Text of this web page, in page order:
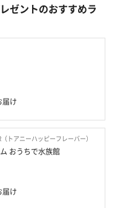
ゼントのおすすめラ
届け
（トアニーハッピーフレーバー）
おうちで水族館
届け